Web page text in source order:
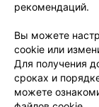
рекомендаций.
Вы можете
cookie или
Для получения
сроках и
можете